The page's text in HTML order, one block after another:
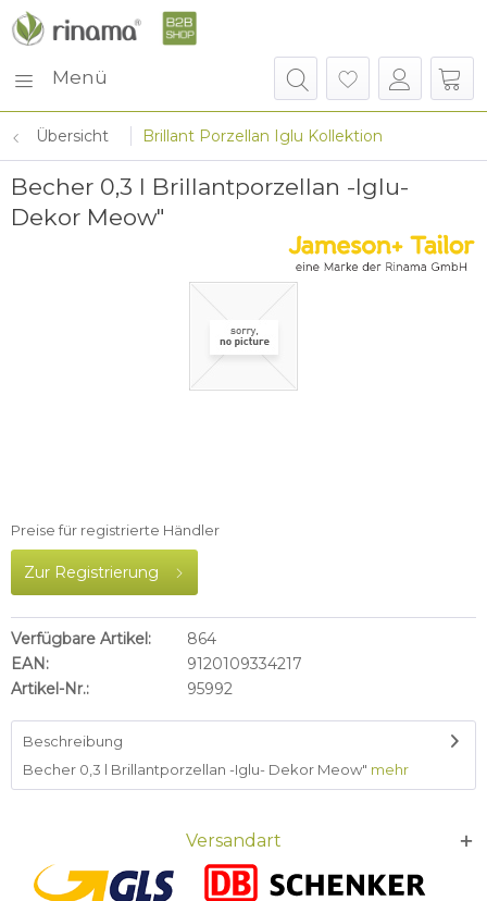
Menü
Übersicht Brillant Porzellan Iglu Kollektion
Becher 0,3 l Brillantporzellan -Iglu-
Dekor Meow"
Preise für registrierte Händler
Zur Registrierung
Verfügbare Artikel:
864
EAN:
9120109334217
Artikel-Nr.:
95992
Beschreibung
Becher 0,3 l Brillantporzellan -Iglu- Dekor Meow" mehr
Versandart